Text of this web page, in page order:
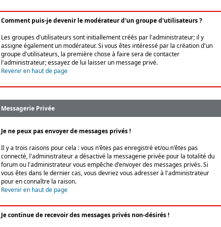
Comment puis-je devenir le modérateur d'un groupe d'utilisateurs ?
Les groupes d'utilisateurs sont initiallement créés par l'administrateur; il y
assigne également un modérateur. Si vous êtes intéressé par la création d'un
groupe d'utilisateurs, la première chose à faire sera de contacter
l'administrateur; essayez de lui laisser un message privé.
Revenir en haut de page
Messagerie Privée
Je ne peux pas envoyer de messages privés !
Il y a trois raisons pour cela : vous n'êtes pas enregistré et/ou n'êtes pas
connecté, l'administrateur a désactivé la messagerie privée pour la totalité du
forum ou l'administrateur vous empêche d'envoyer des messages privés. Si
vous êtes dans le dernier cas, vous devriez vous adresser à l'administrateur
pour en connaître la raison.
Revenir en haut de page
Je continue de recevoir des messages privés non-désirés !